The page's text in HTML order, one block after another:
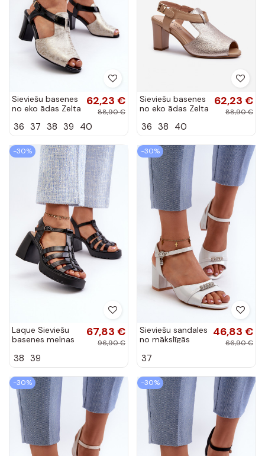
Sieviešu basenes
no eko ādas Zelta
krāsas
62,23 €
88,90 €
36 37 38 39 40
Sieviešu basenes
no eko ādas Zelta
Queenmarie
62,23 €
88,90 €
36 38 40
-30%
Laque Sieviešu
basenes melnas
67,83 €
96,90 €
38 39
-30%
Sieviešu sandales
no mākslīgās
papēžiem un
detaļām sudraba
krāsā Narhi
46,83 €
66,90 €
37
-30% -30%